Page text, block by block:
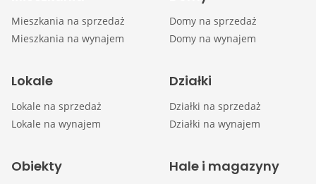
Mieszkania na sprzedaż
Mieszkania na wynajem
Domy na sprzedaż
Domy na wynajem
Lokale
Lokale na sprzedaż
Lokale na wynajem
Działki
Działki na sprzedaż
Działki na wynajem
Obiekty Hale i magazyny